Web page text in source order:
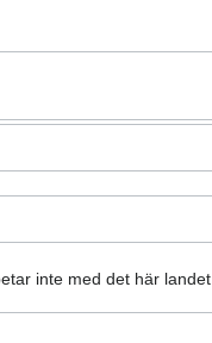
inte med det här landet